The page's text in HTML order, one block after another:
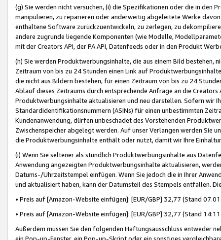
(g) Sie werden nicht versuchen, (i) die Spezifikationen oder die in
manipulieren, zu reparieren oder anderweitig abgeleitete Werke
enthaltene Software zurückzuentwickeln, zu zerlegen, zu
andere zugrunde liegende Komponenten (wie Modelle,
mit der Creators API, der PA API, Datenfeeds oder in den Produkt
(h) Sie werden Produktwerbungsinhalte, die aus einem Bild bestehen,
Zeitraum von bis zu 24 Stunden einen Link auf
die nicht aus Bildern bestehen, für einen Zeitraum von bis zu 24
Ablauf dieses Zeitraums durch entsprechende Anfrage an die
Produktwerbungsinhalte aktualisieren und neu darstellen. Sofern wir
Standardidentifikationsnummern (ASINs) für einen unbestimmten
Kundenanwendung, dürfen unbeschadet des Vorstehenden
Zwischenspeicher abgelegt werden. Auf unser Verlangen werden Sie
die Produktwerbungsinhalte enthält oder nutzt, damit wir Ihre
(i) Wenn Sie seltener als stündlich Produktwerbungsinhalte aus
Anwendung angezeigten Produktwerbungsinhalte aktualisieren,
Datums-/Uhrzeitstempel einfügen. Wenn Sie jedoch die in Ihrer
und aktualisiert haben, kann der Datumsteil des Stempels entfallen.
• Preis auf [Amazon-Website einfügen]: [EUR/GBP] 32,77 (Stand
• Preis auf [Amazon-Website einfügen]: [EUR/GBP] 32,77 (Stand
Außerdem müssen Sie den folgenden Haftungsausschluss entweder
ein Pop-up-Fenster, ein Pop-up-Skript oder ein sonstiges